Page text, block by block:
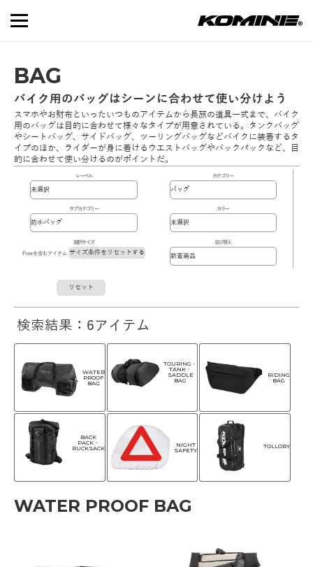
BAG
バイク用のバッグはシーンに合わせて使い分けよう
スマホやお財布といったいつものアイテムから長旅の道具一式まで、バイク
用のバッグは目的に合わせて様々なタイプが用意されている。タンクバッグ
やシートバッグ、サイドバッグ、ツーリングバッグなどバイクに装着するタ
イプのほか、ライダーが身に着けるウエストバッグやバックパックなど、目
的に合わせて使い分けるのがポイントだ。
レーベル カテゴリー
サブカテゴリー カラー
選択サイズ
Freeを含むアイテム サイズ条件をリセットする
並び替え
リセット
検索結果：6アイテム
WATER
PROOF
BAG
TOURING・
TANK・
SADDLE
BAG
RIDING
BAG
BACK
PACK・
RUCKSACK
NIGHT
SAFETY
TOLLORY
WATER PROOF BAG